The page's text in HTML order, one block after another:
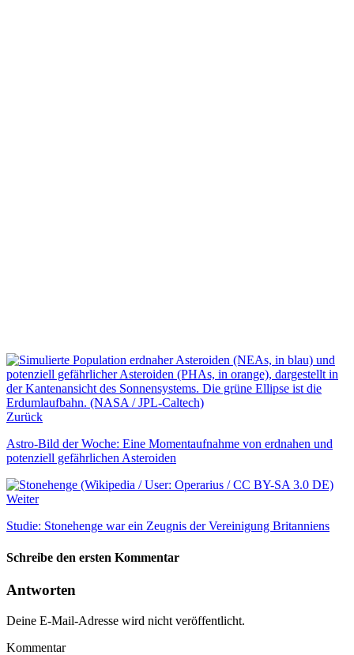
Zurück
Astro-Bild der Woche: Eine Momentaufnahme von erdnahen und
potenziell gefährlichen Asteroiden
Weiter
Studie: Stonehenge war ein Zeugnis der Vereinigung Britanniens
Schreibe den ersten Kommentar
Antworten
Deine E-Mail-Adresse wird nicht veröffentlicht.
Kommentar